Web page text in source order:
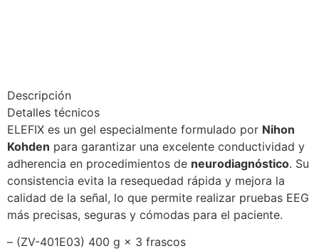
Descripción
Detalles técnicos
ELEFIX es un gel especialmente formulado por Nihon
Kohden para garantizar una excelente conductividad y
adherencia en procedimientos de neurodiagnóstico. Su
consistencia evita la resequedad rápida y mejora la
calidad de la señal, lo que permite realizar pruebas EEG
más precisas, seguras y cómodas para el paciente.
– (ZV-401E03) 400 g × 3 frascos